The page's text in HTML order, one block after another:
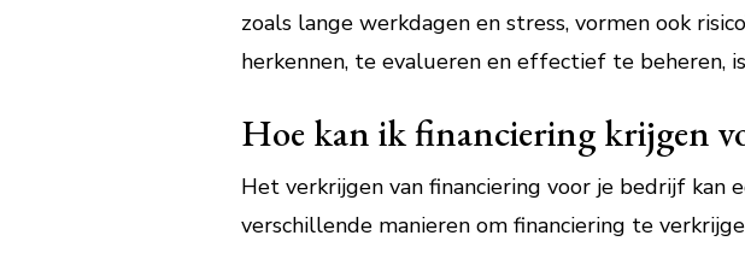
zoals lange werkdagen en stress, vormen ook
herkennen, te evalueren en effectief te beheren,
Hoe kan ik financiering krijgen
Het verkrijgen van financiering voor je bedrijf kan
verschillende manieren om financiering te